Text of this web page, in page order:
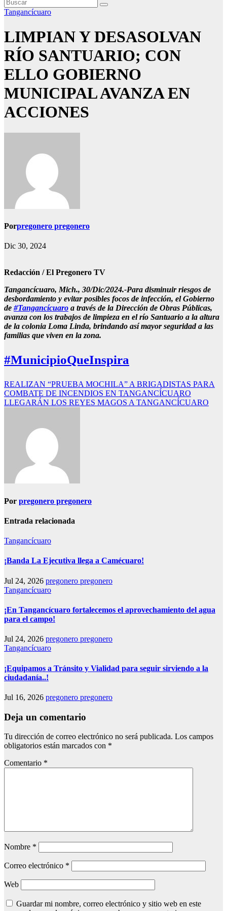
Tangancícuaro
LIMPIAN Y DESASOLVAN
RÍO SANTUARIO; CON
ELLO GOBIERNO
MUNICIPAL AVANZA EN
ACCIONES
Porpregonero pregonero
Dic 30, 2024
Redacción / El Pregonero TV
Tangancícuaro, Mich., 30/Dic/2024.-Para disminuir riesgos de
desbordamiento y evitar posibles focos de infección, el Gobierno
de #Tangancícuaro a través de la Dirección de Obras Públicas,
avanza con los trabajos de limpieza en el río Santuario a la altura
de la colonia Loma Linda, brindando así mayor seguridad a las
familias que viven en la zona.
#MunicipioQueInspira
Navegación
de
REALIZAN “PRUEBA MOCHILA” A BRIGADISTAS PARA
COMBATE DE INCENDIOS EN TANGANCÍCUARO
LLEGARÁN LOS REYES MAGOS A TANGANCÍCUARO
Por pregonero pregonero
Entrada relacionada
Tangancícuaro
¡Banda La Ejecutiva llega a Camécuaro!
Jul 24, 2026 pregonero pregonero
Tangancícuaro
¡En Tangancícuaro fortalecemos el aprovechamiento del agua
para el campo!
Jul 24, 2026 pregonero pregonero
Tangancícuaro
¡Equipamos a Tránsito y Vialidad para seguir sirviendo a la
ciudadanía..!
Jul 16, 2026 pregonero pregonero
Deja un comentario
Tu dirección de correo electrónico no será publicada. Los campos
obligatorios están marcados con *
Comentario *
Nombre *
Correo electrónico *
Web
Guardar mi nombre, correo electrónico y sitio web en este